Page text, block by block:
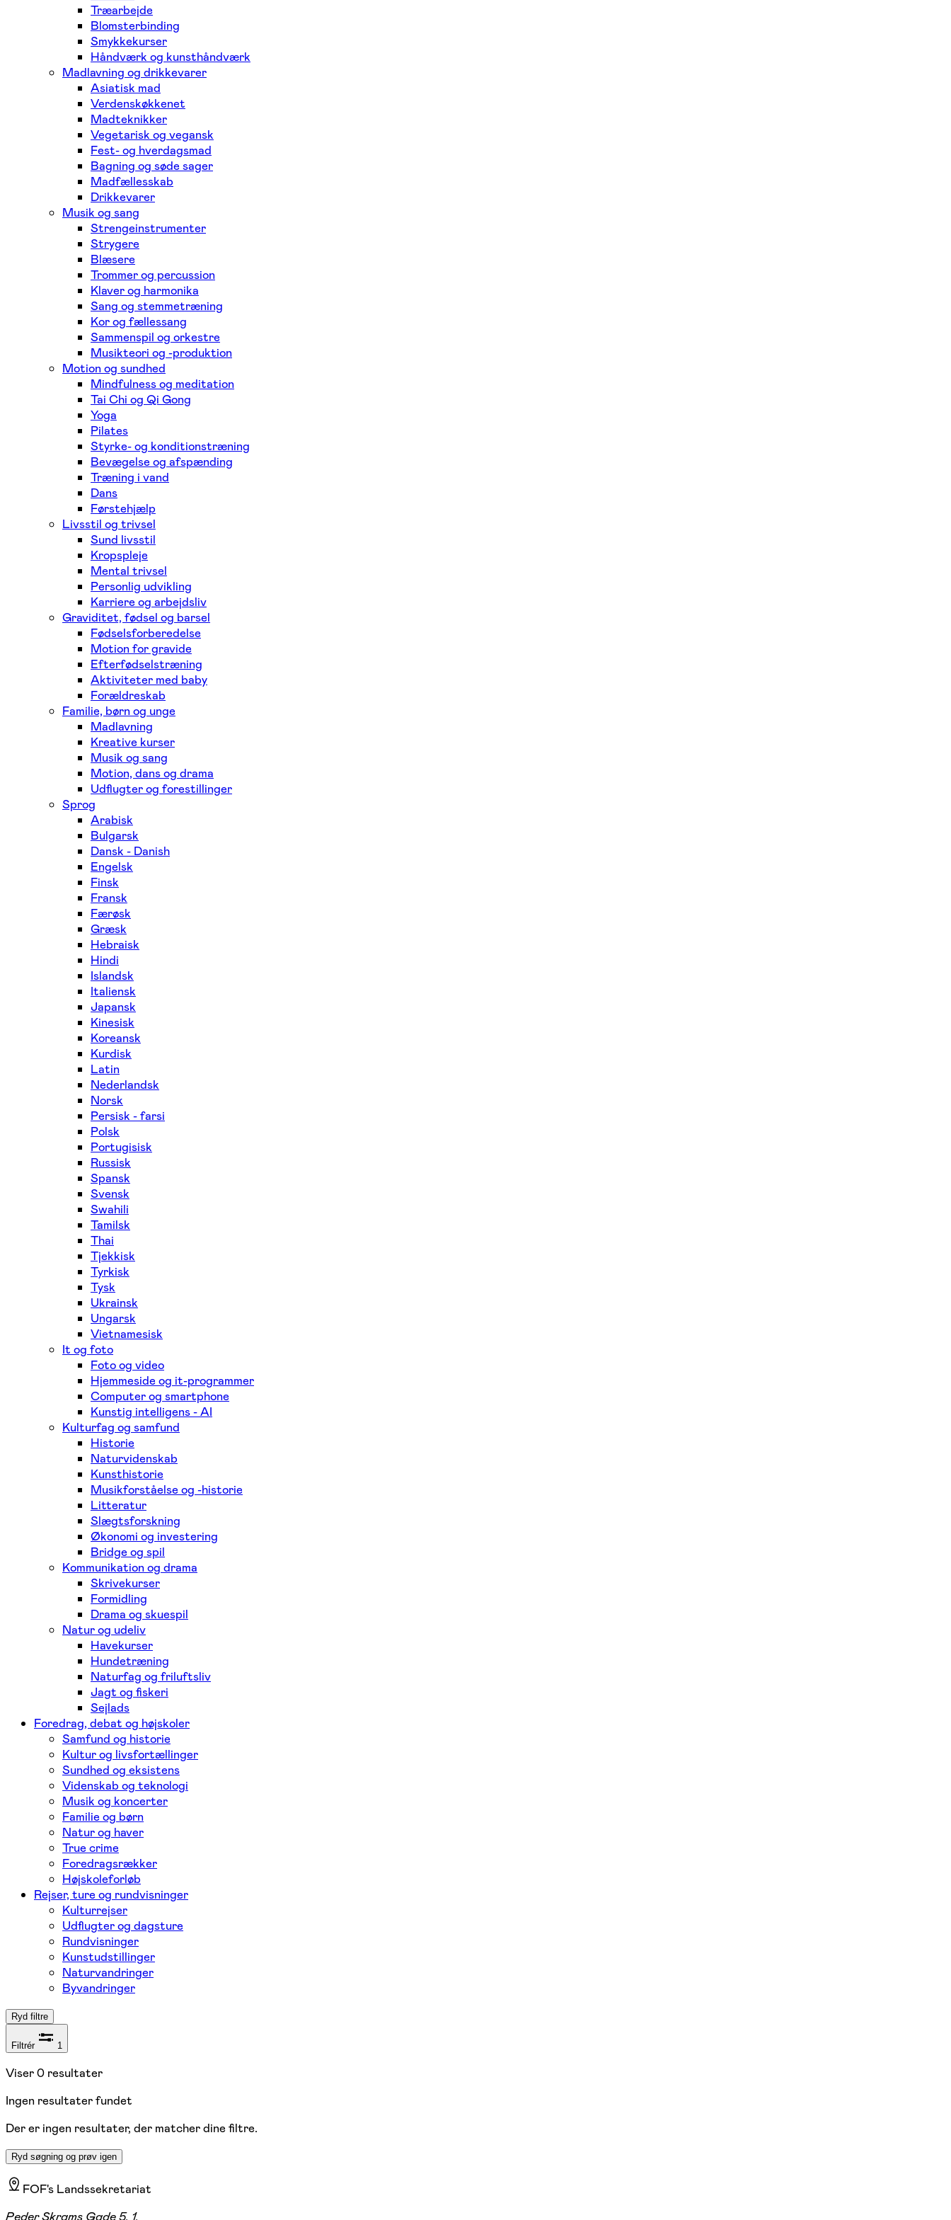
Træarbejde
Blomsterbinding
Smykkekurser
Håndværk og kunsthåndværk
Madlavning og drikkevarer
Asiatisk mad
Verdenskøkkenet
Madteknikker
Vegetarisk og vegansk
Fest- og hverdagsmad
Bagning og søde sager
Madfællesskab
Drikkevarer
Musik og sang
Strengeinstrumenter
Strygere
Blæsere
Trommer og percussion
Klaver og harmonika
Sang og stemmetræning
Kor og fællessang
Sammenspil og orkestre
Musikteori og -produktion
Motion og sundhed
Mindfulness og meditation
Tai Chi og Qi Gong
Yoga
Pilates
Styrke- og konditionstræning
Bevægelse og afspænding
Træning i vand
Dans
Førstehjælp
Livsstil og trivsel
Sund livsstil
Kropspleje
Mental trivsel
Personlig udvikling
Karriere og arbejdsliv
Graviditet, fødsel og barsel
Fødselsforberedelse
Motion for gravide
Efterfødselstræning
Aktiviteter med baby
Forældreskab
Familie, børn og unge
Madlavning
Kreative kurser
Musik og sang
Motion, dans og drama
Udflugter og forestillinger
Sprog
Arabisk
Bulgarsk
Dansk - Danish
Engelsk
Finsk
Fransk
Færøsk
Græsk
Hebraisk
Hindi
Islandsk
Italiensk
Japansk
Kinesisk
Koreansk
Kurdisk
Latin
Nederlandsk
Norsk
Persisk - farsi
Polsk
Portugisisk
Russisk
Spansk
Svensk
Swahili
Tamilsk
Thai
Tjekkisk
Tyrkisk
Tysk
Ukrainsk
Ungarsk
Vietnamesisk
It og foto
Foto og video
Hjemmeside og it-programmer
Computer og smartphone
Kunstig intelligens - AI
Kulturfag og samfund
Historie
Naturvidenskab
Kunsthistorie
Musikforståelse og -historie
Litteratur
Slægtsforskning
Økonomi og investering
Bridge og spil
Kommunikation og drama
Skrivekurser
Formidling
Drama og skuespil
Natur og udeliv
Havekurser
Hundetræning
Naturfag og friluftsliv
Jagt og fiskeri
Sejlads
Foredrag, debat og højskoler
Samfund og historie
Kultur og livsfortællinger
Sundhed og eksistens
Videnskab og teknologi
Musik og koncerter
Familie og børn
Natur og haver
True crime
Foredragsrækker
Højskoleforløb
Rejser, ture og rundvisninger
Kulturrejser
Udflugter og dagsture
Rundvisninger
Kunstudstillinger
Naturvandringer
Byvandringer
Ryd filtre
Filtrér 1
Viser0 resultater
Ingen resultater fundet
Der er ingen resultater, der matcher dine filtre.
Ryd søgning og prøv igen
FOF's Landssekretariat
Peder Skrams Gade 5, 1.